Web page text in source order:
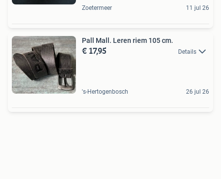
Zoetermeer 11 jul 26
Pall Mall. Leren riem 105 cm.
€ 17,95 Details
's-Hertogenbosch 26 jul 26